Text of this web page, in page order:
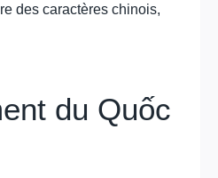
des caractères chinois,
du Quốc